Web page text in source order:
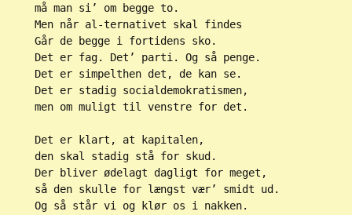
må man si’ om begge to.
Men når al-ternativet skal findes
Går de begge i fortidens sko.
Det er fag. Det’ parti. Og så penge.
Det er simpelthen det, de kan se.
Det er stadig socialdemokratismen,
men om muligt til venstre for det.
Det er klart, at kapitalen,
den skal stadig stå for skud.
Der bliver ødelagt dagligt for meget,
så den skulle for længst vær’ smidt ud.
Og så står vi og klør os i nakken.